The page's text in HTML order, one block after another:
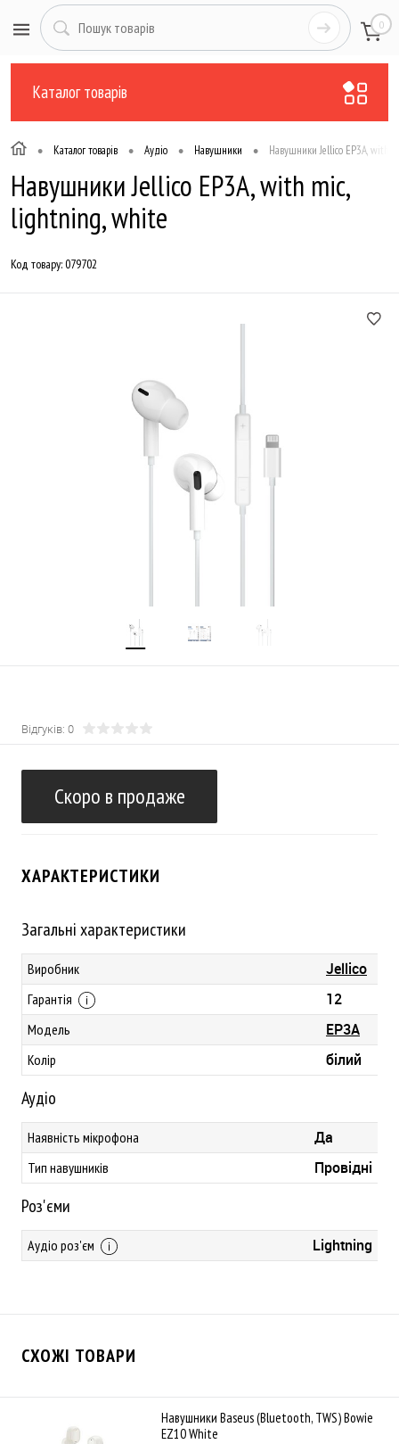
0
Каталог товарів
• Каталог товарів • Аудіо • Навушники • Навушники Jellico EP3A, with
Навушники Jellico EP3A, with mic,
lightning, white
Код товару:079702
Відгуків: 0
Скоро в продаже
ХАРАКТЕРИСТИКИ
Загальні характеристики
Виробник Jellico
Гарантія 12
Модель EP3A
Колір білий
Аудіо
Наявність мікрофона Да
Тип навушників Провідні
Роз'єми
Аудіо роз'єм Lightning
СХОЖІ ТОВАРИ
Навушники Baseus (Bluetooth, TWS) Bowie
EZ10 White